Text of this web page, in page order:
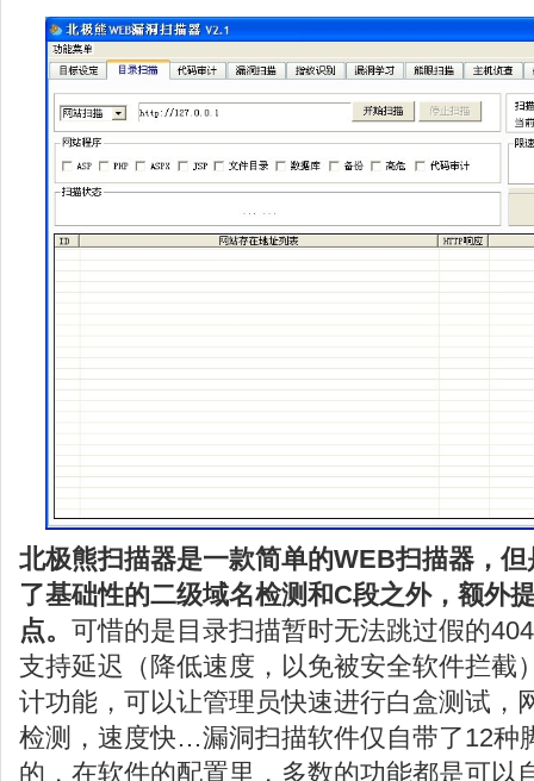
北极熊扫描器是一款简单的WEB扫描器，
了基础性的二级域名检测和C段之外，额外
点。 可惜的是目录扫描暂时无法跳过假的
支持延迟（降低速度，以免被安全软件拦截
计功能，可以让管理员快速进行白盒测试，
检测，速度快…漏洞扫描软件仅自带了12种
的，在软件的配置里，多数的功能都是可以